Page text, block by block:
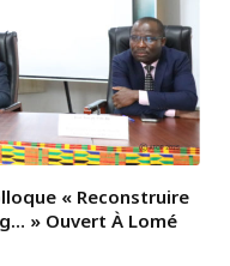
« Reconstruire
» Ouvert À Lomé